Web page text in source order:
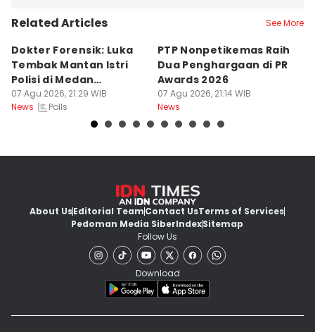
Related Articles See More
Dokter Forensik: Luka
Tembak Mantan Istri
Polisi di Medan
Berkarakter Tempel
07 Agu 2026, 21:29 WIB
News
Polls
PTP Nonpetikemas Raih
Dua Penghargaan di PR
Awards 2026
07 Agu 2026, 21:14 WIB
News
About UsEditorial TeamContact UsTerms of Services
Pedoman Media SiberIndexSitemap
Follow Us
Download